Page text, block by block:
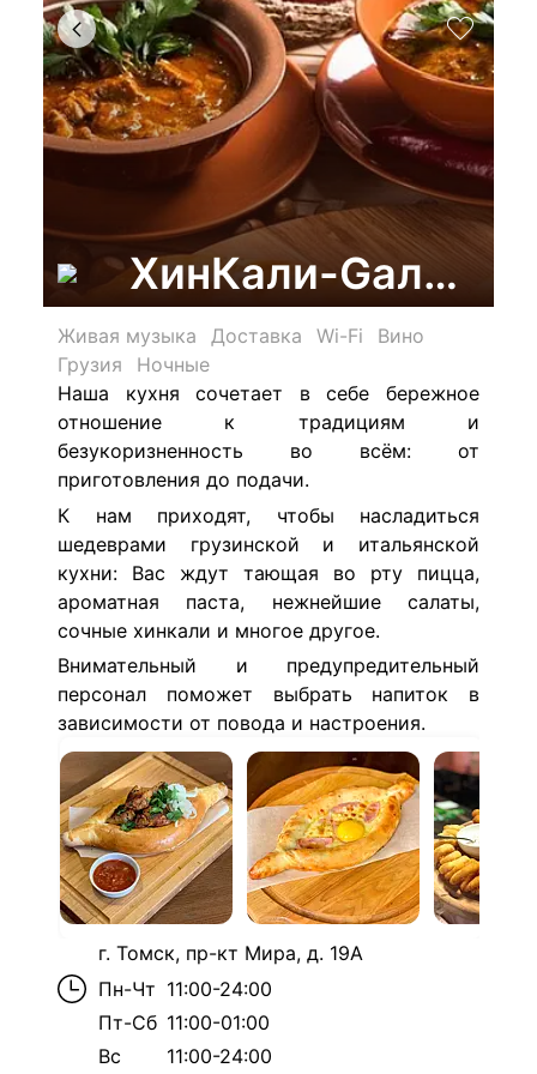
ХинКали-GaлИ,
Живая музыка Доставка Wi-Fi
Вино
Грузия
Ночные
Наша кухня сочетает в себе бережное
отношение к традициям и
безукоризненность во всём: от
приготовления до подачи.
К нам приходят, чтобы насладиться
шедеврами грузинской и итальянской
кухни: Вас ждут тающая во рту пицца,
ароматная паста, нежнейшие салаты,
сочные хинкали и многое другое.
Внимательный и предупредительный
персонал поможет выбрать напиток в
зависимости от повода и настроения.
г. Томск, пр-кт Мира, д. 19А
Пн-Чт 11:00-24:00
Пт-Сб 11:00-01:00
Вс
11:00-24:00